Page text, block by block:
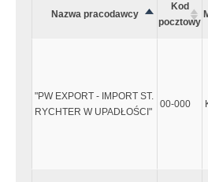
Nazwa pracodawcy
Kod
pocztowy
"PW EXPORT - IMPORT ST.
RYCHTER W UPADŁOŚCI"
00-000